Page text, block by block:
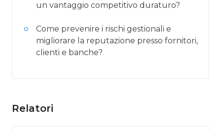
un vantaggio competitivo duraturo?
Come prevenire i rischi gestionali e
migliorare la reputazione presso fornitori,
clienti e banche?
Relatori